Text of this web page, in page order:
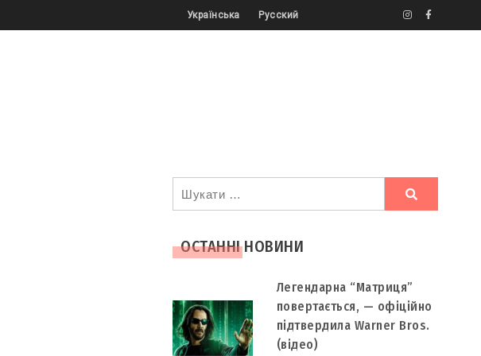
Українська Русский
Ви
шукали
ОСТАННІ НОВИНИ
Легендарна “Матриця”
повертається, — офіційно
підтвердила Warner Bros.
(відео)